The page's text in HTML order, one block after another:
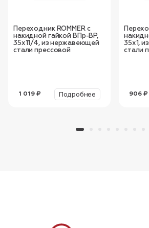
Переходник ROMMER с
накидной гайкой ВПр-ВР,
35х11/4, из нержавеющей
стали прессовой
1 019 ₽ Подробнее
35х1,
стали
906 ₽